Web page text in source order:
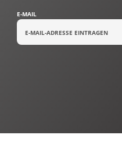
E-MAIL